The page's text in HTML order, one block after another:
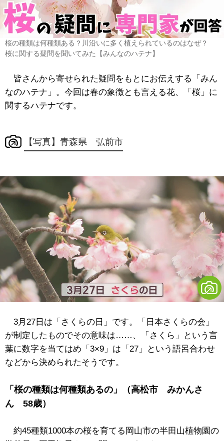
桜の種類は何種類ある？川沿いに多く植えられているのはなぜ？
桜に関する疑問を聞いてみた【みんなのハテナ】
皆さんから寄せられた疑問をもとにお伝えする「みん
なのハテナ」。今回は春の象徴とも言える花、「桜」に
関するハテナです。
【写真】青森県 弘前市
3月27日は「さくらの日」です。「日本さくらの会」
が制定したものでその意味は……、「さくら」という言
葉に数字を当てはめ「3×9」は「27」という語呂合わせ
などから決められたそうです。
「桜の種類は何種類あるの」（高松市 みかんさ
ん 58歳）
約45種類1000本の桜を育てる岡山市の半田山植物園の